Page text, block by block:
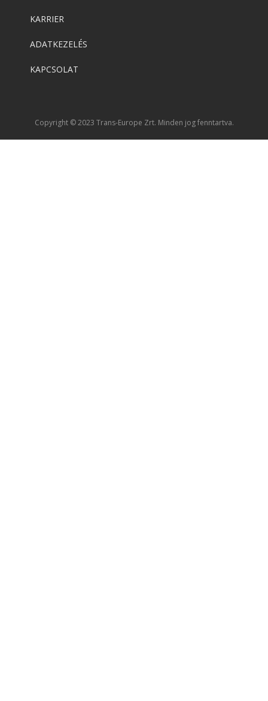
KARRIER
ADATKEZELÉS
KAPCSOLAT
Copyright © 2023 Trans-Europe Zrt. Minden jog fenntartva.